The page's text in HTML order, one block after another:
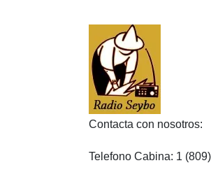
Contacta con nosotros:
Telefono Cabina: 1